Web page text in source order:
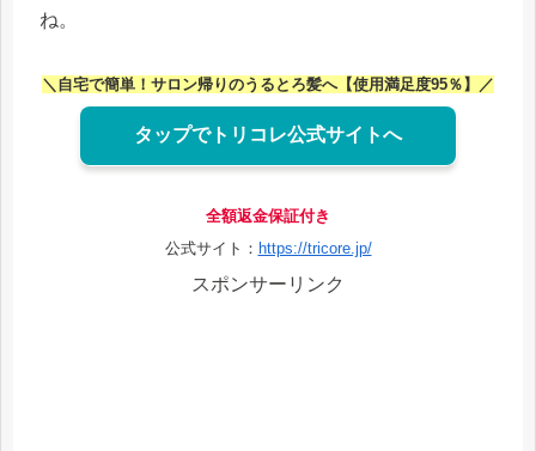
ね。
＼自宅で簡単！サロン帰りのうるとろ髪へ【使用満足度95％】 ／
タップでトリコレ公式サイトへ
全額返金保証付き
公式サイト： https://tricore.jp/
スポンサーリンク